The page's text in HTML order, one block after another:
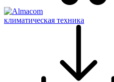
климатическая техника